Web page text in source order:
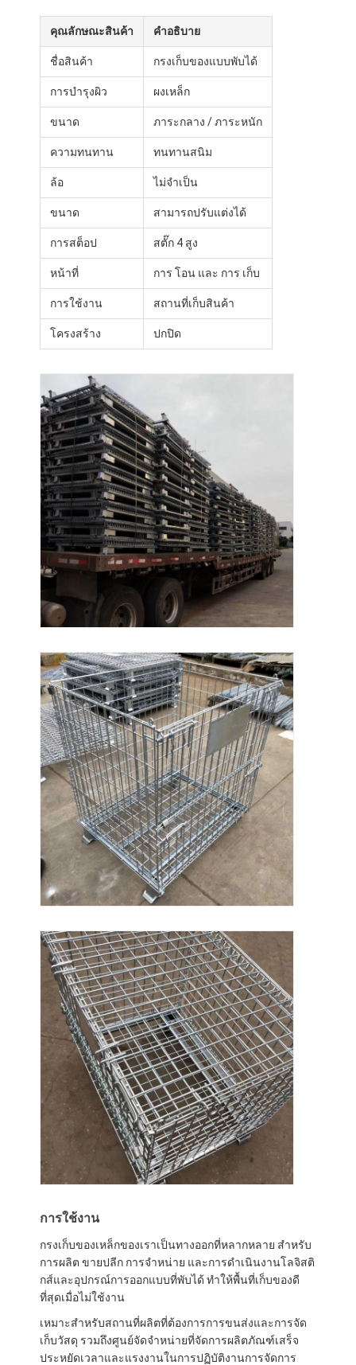
กล่องพอลเล็ตโลหะ
กรงเครือสาย
คุณลักษณะสินค้า คําอธิบาย
ชื่อสินค้า กรงเก็บของแบบพับได้
การบํารุงผิว ผงเหล็ก
ขนาด ภาระกลาง / ภาระหนัก
ความทนทาน ทนทานสนิม
ล้อ ไม่จําเป็น
ขนาด สามารถปรับแต่งได้
การสต็อป สตั๊ก 4 สูง
หน้าที่ การ โอน และ การ เก็บ
การใช้งาน สถานที่เก็บสินค้า
โครงสร้าง ปกปิด
การใช้งาน
กรงเก็บของเหล็กของเราเป็นทางออกที่หลากหลาย สําหรับ
การผลิต ขายปลีก การจําหน่าย และการดําเนินงานโลจิสติ
กส์และอุปกรณ์การออกแบบที่พับได้ ทําให้พื้นที่เก็บของดี
ที่สุดเมื่อไม่ใช้งาน
เหมาะสําหรับสถานที่ผลิตที่ต้องการการขนส่งและการจัด
เก็บวัสดุ รวมถึงศูนย์จัดจําหน่ายที่จัดการผลิตภัณฑ์เสร็จ
ประหยัดเวลาและแรงงานในการปฏิบัติงานการจัดการ